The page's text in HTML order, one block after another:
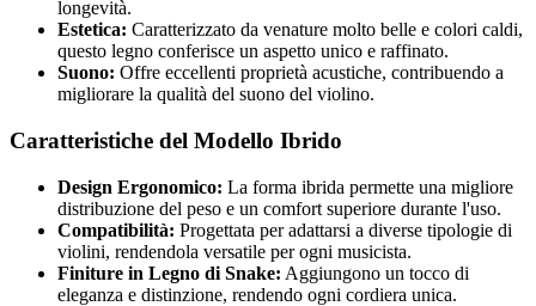
longevità.
Estetica: Caratterizzato da venature molto belle e colori caldi,
questo legno conferisce un aspetto unico e raffinato.
Suono: Offre eccellenti proprietà acustiche, contribuendo a
migliorare la qualità del suono del violino.
Caratteristiche del Modello Ibrido
Design Ergonomico: La forma ibrida permette una migliore
distribuzione del peso e un comfort superiore durante l'uso.
Compatibilità: Progettata per adattarsi a diverse tipologie di
violini, rendendola versatile per ogni musicista.
Finiture in Legno di Snake: Aggiungono un tocco di
eleganza e distinzione, rendendo ogni cordiera unica.